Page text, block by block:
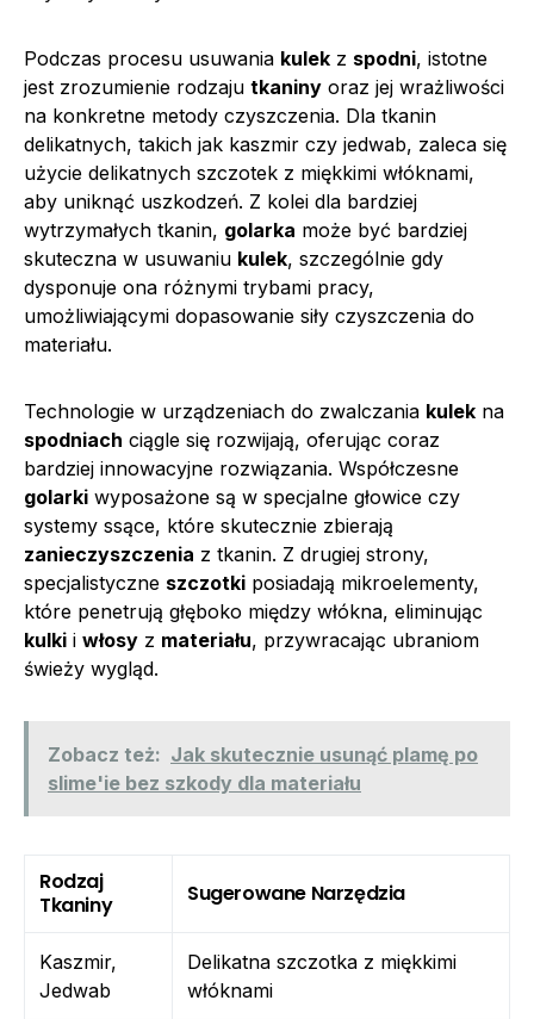
Podczas procesu usuwania kulek z spodni, istotne
jest zrozumienie rodzaju tkaniny oraz jej wrażliwości
na konkretne metody czyszczenia. Dla tkanin
delikatnych, takich jak kaszmir czy jedwab, zaleca się
użycie delikatnych szczotek z miękkimi włóknami,
aby uniknąć uszkodzeń. Z kolei dla bardziej
wytrzymałych tkanin, golarka może być bardziej
skuteczna w usuwaniu kulek, szczególnie gdy
dysponuje ona różnymi trybami pracy,
umożliwiającymi dopasowanie siły czyszczenia do
materiału.
Technologie w urządzeniach do zwalczania kulek na
spodniach ciągle się rozwijają, oferując coraz
bardziej innowacyjne rozwiązania. Współczesne
golarki wyposażone są w specjalne głowice czy
systemy ssące, które skutecznie zbierają
zanieczyszczenia z tkanin. Z drugiej strony,
specjalistyczne szczotki posiadają mikroelementy,
które penetrują głęboko między włókna, eliminując
kulki i włosy z materiału, przywracając ubraniom
świeży wygląd.
Zobacz też: Jak skutecznie usunąć plamę po
slime'ie bez szkody dla materiału
Rodzaj
Tkaniny
Sugerowane Narzędzia
Kaszmir,
Jedwab
Delikatna szczotka z miękkimi
włóknami